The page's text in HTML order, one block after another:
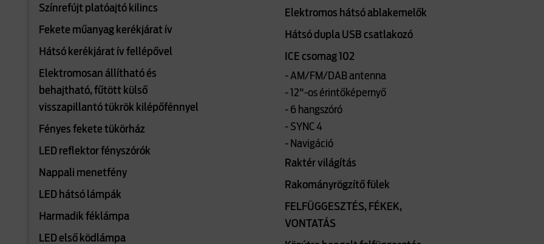
Színrefújt platóajtó kilincs
Fekete műanyag kerékjárat ív
Hátsó kerékjárat ív fellépővel
Elektromosan állítható és
behajtható, fűtött külső
visszapillantó tükrök kilépőfénnyel
Fényes fekete tükörház
LED reflektor fényszórók
Nappali menetfény
LED hátsó lámpák
Harmadik féklámpa
LED első ködlámpa
Elektromos hátsó ablakemelők
Hátsó dupla USB csatlakozó
ICE csomag 102
- AM/FM/DAB antenna
- 12"-os érintőképernyő
- 6 hangszóró
- SYNC 4
- Navigáció
Raktér világítás
Rakományrögzítő fülek
FELFÜGGESZTÉS, FÉKEK,
VONTATÁS